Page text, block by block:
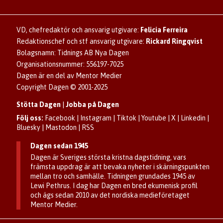
Dagen förklarar
Upphovsrätt och AI
Om Dagen
Dagen som taltidningen
Senaste numret av eDagen
Dagens arkiv
Annonsera
Familjeannonser
Se dödsannonser/minnesrum
Anmäl störande/felaktig annons
VD, chefredaktör och ansvarig utgivare: Felicia Ferreira
Redaktionschef och stf ansvarig utgivare: Rickard Ringqvist
Bolagsnamn: Tidnings AB Nya Dagen
Organisationsnummer: 556197-7025
Dagen är en del av Mentor Medier
Copyright Dagen © 2001-2025
Stötta Dagen |Jobba på Dagen
Följ oss: Facebook Instagram Tiktok |Youtube |X Linkedin
Bluesky
Mastodon RSS
Dagen sedan 1945
Dagen är Sveriges största kristna dagstidning, vars
främsta uppdrag är att bevaka nyheter i skärningspunkten
mellan tro och samhälle. Tidningen grundades 1945 av
Lewi Pethrus. I dag har Dagen en bred ekumenisk profil
och ägs sedan 2010 av det nordiska medieföretaget
Mentor Medier.